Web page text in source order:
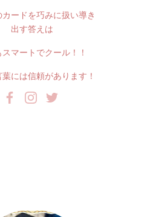
ードを巧みに扱い導き
出す答えは
スマートでクール！！
には信頼があります！